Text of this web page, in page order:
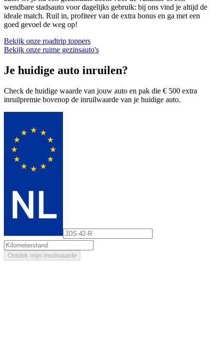
wendbare stadsauto voor dagelijks gebruik: bij ons vind je altijd de
ideale match. Ruil in, profiteer van de extra bonus en ga met een
goed gevoel de weg op!
Bekijk onze roadtrip toppers
Bekijk onze ruime gezinsauto's
Je huidige auto inruilen?
Check de huidige waarde van jouw auto en pak die € 500 extra
inruilpremie bovenop de inruilwaarde van je huidige auto.
Ontdek mijn inruilwaarde